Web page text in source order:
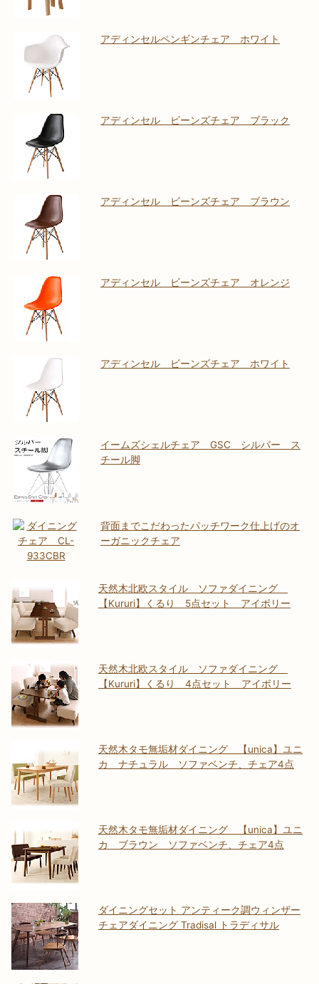
アディンセルペンギンチェア ホワイト
アディンセル ビーンズチェア ブラック
アディンセル ビーンズチェア ブラウン
アディンセル ビーンズチェア オレンジ
アディンセル ビーンズチェア ホワイト
イームズシェルチェア GSC シルバー ス
チール脚
背面までこだわったパッチワーク仕上げのオ
ーガニックチェア
天然木北欧スタイル ソファダイニング
【Kururi】くるり 5点セット アイボリー
天然木北欧スタイル ソファダイニング
【Kururi】くるり 4点セット アイボリー
天然木タモ無垢材ダイニング 【unica】ユニ
カ ナチュラル ソファベンチ、チェア4点
天然木タモ無垢材ダイニング 【unica】ユニ
カ ブラウン ソファベンチ、チェア4点
ダイニングセット アンティーク調ウィンザー
チェアダイニング Tradisal トラディサル